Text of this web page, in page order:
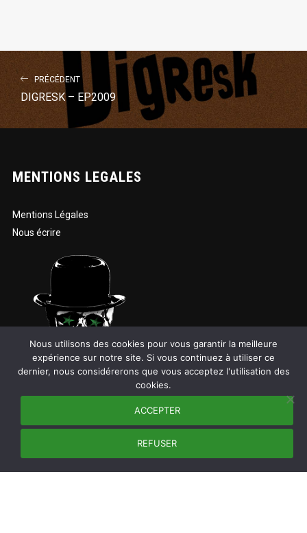
PRÉCÉDENT
DIGRESK – EP2009
MENTIONS LEGALES
Mentions Légales
Nous écrire
Nous utilisons des cookies pour vous garantir la meilleure
expérience sur notre site. Si vous continuez à utiliser ce
dernier, nous considérerons que vous acceptez l'utilisation des
cookies.
ACCEPTER
REFUSER